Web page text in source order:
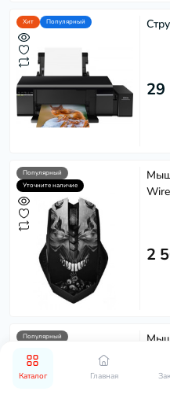
Каталог Главная
Хит Популярный
29
Популярный
Уточните наличие
2
Популярный
Чем можем